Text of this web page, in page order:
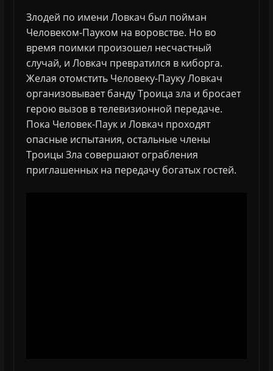
Злодей по имени Ловкач был пойман
Человеком-Пауком на воровстве. Но во
время поимки произошел несчастный
случай, и Ловкач превратился в киборга.
Желая отомстить Человеку-Пауку Ловкач
организовывает банду Троица зла и бросает
герою вызов в телевизионной передаче.
Пока Человек-Паук и Ловкач проходят
опасные испытания, остальные члены
Троицы Зла совершают ограбления
приглашенных на передачу богатых гостей.